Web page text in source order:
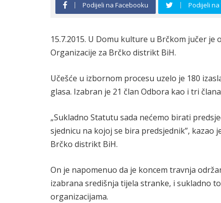
Podijeli na Facebooku Podijeli
15.7.2015. U Domu kulture u Brčkom jučer
Organizacije za Brčko distrikt BiH.
Učešće u izbornom procesu uzelo je 180
glasa. Izabran je 21 član Odbora kao i tri
„Sukladno Statutu sada nećemo birati
sjednicu na kojoj se bira predsjednik”, kazao
Brčko distrikt BiH.
On je napomenuo da je koncem travnja
izabrana središnja tijela stranke, i sukladno
organizacijama.